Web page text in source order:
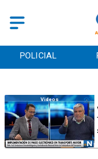
POLICIAL
Videos